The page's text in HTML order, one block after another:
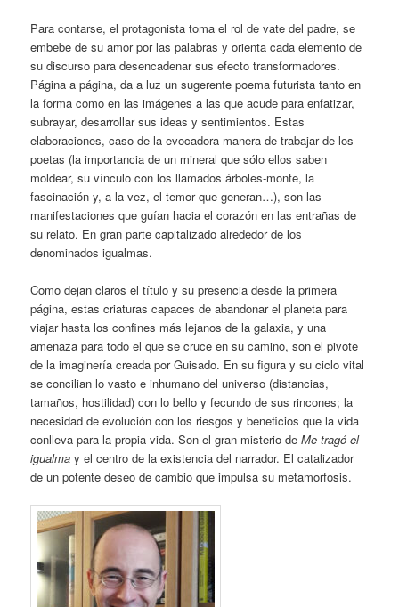
Para contarse, el protagonista toma el rol de vate del padre, se
embebe de su amor por las palabras y orienta cada elemento de
su discurso para desencadenar sus efecto transformadores.
Página a página, da a luz un sugerente poema futurista tanto en
la forma como en las imágenes a las que acude para enfatizar,
subrayar, desarrollar sus ideas y sentimientos. Estas
elaboraciones, caso de la evocadora manera de trabajar de los
poetas (la importancia de un mineral que sólo ellos saben
moldear, su vínculo con los llamados árboles-monte, la
fascinación y, a la vez, el temor que generan…), son las
manifestaciones que guían hacia el corazón en las entrañas de
su relato. En gran parte capitalizado alrededor de los
denominados igualmas.
Como dejan claros el título y su presencia desde la primera
página, estas criaturas capaces de abandonar el planeta para
viajar hasta los confines más lejanos de la galaxia, y una
amenaza para todo el que se cruce en su camino, son el pivote
de la imaginería creada por Guisado. En su figura y su ciclo vital
se concilian lo vasto e inhumano del universo (distancias,
tamaños, hostilidad) con lo bello y fecundo de sus rincones; la
necesidad de evolución con los riesgos y beneficios que la vida
conlleva para la propia vida. Son el gran misterio deMe tragó el
igualma y el centro de la existencia del narrador. El catalizador
de un potente deseo de cambio que impulsa su metamorfosis.